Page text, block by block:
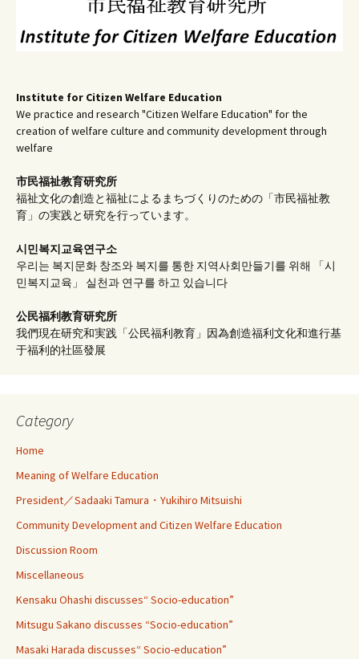
Institute for Citizen Welfare Education
We practice and research "Citizen Welfare Education" for the
creation of welfare culture and community development through
welfare
市民福祉教育研究所
福祉文化の創造と福祉によるまちづくりのための「市民福祉教
育」の実践と研究を行っています。
시민복지교육연구소
우리는 복지문화 창조와 복지를 통한 지역사회만들기를 위해 「시
민복지교육」 실천과 연구를 하고 있습니다
公民福利教育研究所
我們現在研究和実践「公民福利教育」因為創造福利文化和進行基
于福利的社區發展
Category
Home
Meaning of Welfare Education
President／Sadaaki Tamura・Yukihiro Mitsuishi
Community Development and Citizen Welfare Education
Discussion Room
Miscellaneous
Kensaku Ohashi discusses“ Socio-education”
Mitsugu Sakano discusses “Socio-education”
Masaki Harada discusses“ Socio-education”